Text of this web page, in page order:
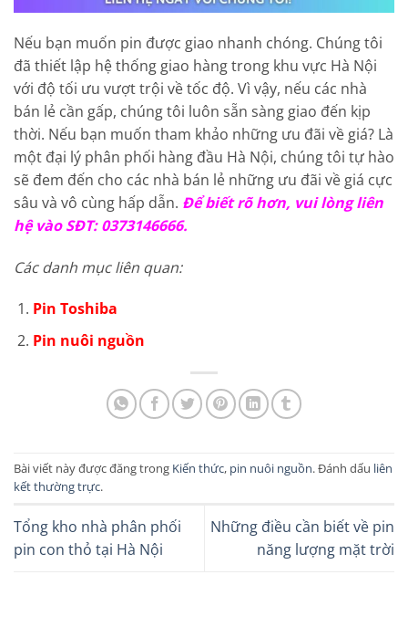
Nếu bạn muốn pin được giao nhanh chóng. Chúng tôi
đã thiết lập hệ thống giao hàng trong khu vực Hà Nội
với độ tối ưu vượt trội về tốc độ. Vì vậy, nếu các nhà
bán lẻ cần gấp, chúng tôi luôn sẵn sàng giao đến kịp
thời. Nếu bạn muốn tham khảo những ưu đãi về giá? Là
một đại lý phân phối hàng đầu Hà Nội, chúng tôi tự hào
sẽ đem đến cho các nhà bán lẻ những ưu đãi về giá cực
sâu và vô cùng hấp dẫn. Để biết rõ hơn, vui lòng liên
hệ vào SĐT: 0373146666.
Các danh mục liên quan:
Pin Toshiba
Pin nuôi nguồn
Bài viết này được đăng trong Kiến thức, pin nuôi nguồn. Đánh dấu liên
kết thường trực.
Tổng kho nhà phân phối
pin con thỏ tại Hà Nội
Những điều cần biết về pin
năng lượng mặt trời